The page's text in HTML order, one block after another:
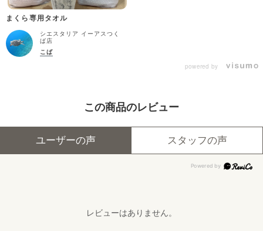
まくら専用タオル
シエスタリア イーアスつく
ば店
こば
powered by
この商品のレビュー
ユーザーの声 スタッフの声
レビューはありません。